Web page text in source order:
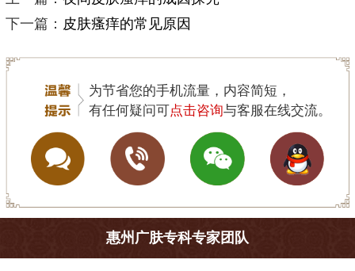
下一篇： 皮肤瘙痒的常见原因
为节省您的手机流量，内容简短，
有任何疑问可点击咨询与客服在线交流。
惠州广肤专科专家团队